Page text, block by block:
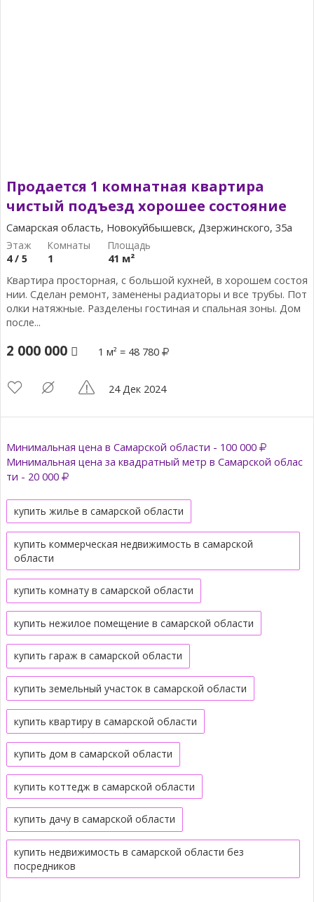
Продается 1 комнатная квартира
чистый подъезд хорошее состояние
Самарская область, Новокуйбышевск, Дзержинского, 35а
4 / 5 1
41 м²
Квартира просторная, с большой кухней, в хорошем состоя
нии. Сделан ремонт, заменены радиаторы и все трубы. Пот
олки натяжные. Разделены гостиная и спальная зоны. Дом
после...
2 000 000 1 м² = 48 780
24 Дек 2024
Минимальная цена в Самарской области - 100 000
Минимальная цена за квадратный метр в Самарской облас
ти - 20 000
купить жилье в самарской области
купить коммерческая недвижимость в самарской
области
купить комнату в самарской области
купить нежилое помещение в самарской области
купить гараж в самарской области
купить земельный участок в самарской области
купить квартиру в самарской области
купить дом в самарской области
купить коттедж в самарской области
купить дачу в самарской области
купить недвижимость в самарской области без
посредников